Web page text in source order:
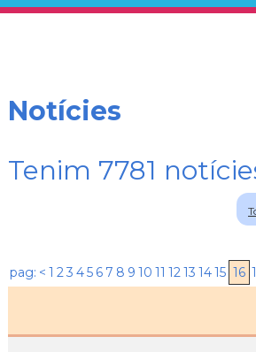
Notícies
Tenim 7781
pag: < 1 23 45 6 7 8 9 10 11 1213 1415 16